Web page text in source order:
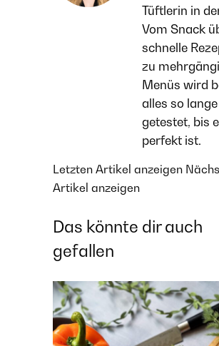
Tüftlerin in
Vom Snack
schnelle
zu
Menüs wird
alles so lange
getestet, bis
perfekt ist.
Letzten Artikel anzeigen
Artikel anzeigen
Das könnte dir auch
gefallen